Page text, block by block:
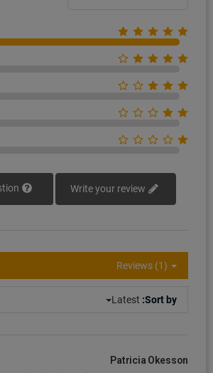
Reviews (1)
Sort by:
Latest
Patricia Okesson